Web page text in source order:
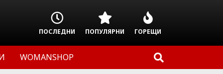
ПОСЛЕДНИ ПОПУЛЯРНИ ГОРЕЩИ
WOMANSHOP